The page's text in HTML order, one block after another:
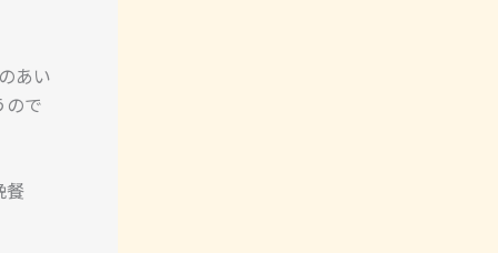
あい
ので
餐